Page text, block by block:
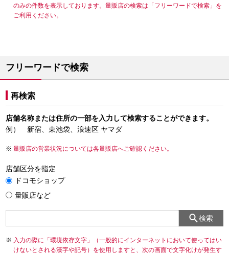
のみの件数を表示しております。量販店の検索は「フリーワードで検索」を
ご利用ください。
フリーワードで検索
再検索
店舗名称または住所の一部を入力して検索することができます。
例） 新宿、東池袋、浪速区 ヤマダ
量販店の営業状況については各量販店へご確認ください。
店舗区分を指定
ドコモショップ
量販店など
検索
入力の際に「環境依存文字」（一般的にインターネットにおいて使ってはい
けないとされる漢字や記号）を使用しますと、次の画面で文字化けが発生す